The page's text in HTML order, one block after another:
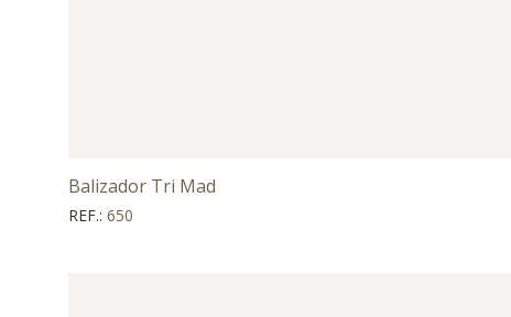
Balizador Tri Mad
REF.: 650